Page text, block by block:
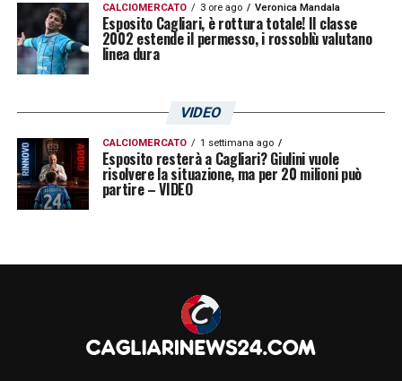
CALCIOMERCATO 3 ore ago Veronica Mandala
Esposito Cagliari, è rottura totale! Il classe
2002 estende il permesso, i rossoblù valutano
linea dura
VIDEO
CALCIOMERCATO 1 settimana ago
Esposito resterà a Cagliari? Giulini vuole
risolvere la situazione, ma per 20 milioni può
partire – VIDEO